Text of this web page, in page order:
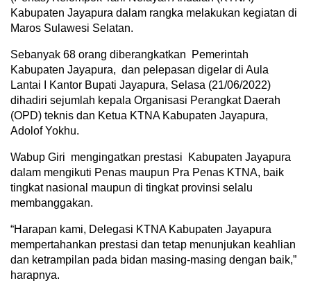
Kabupaten Jayapura dalam rangka melakukan kegiatan di
Maros Sulawesi Selatan.
Sebanyak 68 orang diberangkatkan Pemerintah
Kabupaten Jayapura, dan pelepasan digelar di Aula
Lantai I Kantor Bupati Jayapura, Selasa (21/06/2022)
dihadiri sejumlah kepala Organisasi Perangkat Daerah
(OPD) teknis dan Ketua KTNA Kabupaten Jayapura,
Adolof Yokhu.
Wabup Giri mengingatkan prestasi Kabupaten Jayapura
dalam mengikuti Penas maupun Pra Penas KTNA, baik
tingkat nasional maupun di tingkat provinsi selalu
membanggakan.
“Harapan kami, Delegasi KTNA Kabupaten Jayapura
mempertahankan prestasi dan tetap menunjukan keahlian
dan ketrampilan pada bidan masing-masing dengan baik,”
harapnya.